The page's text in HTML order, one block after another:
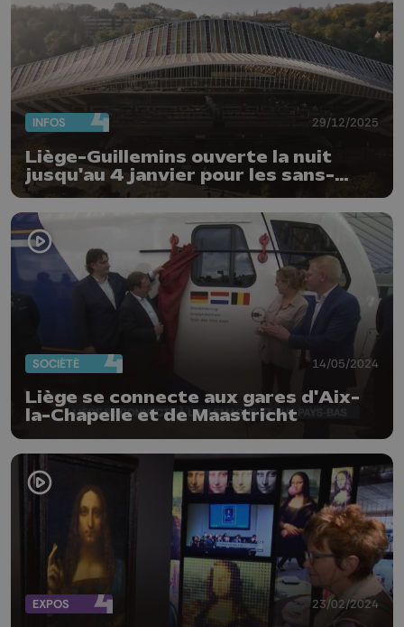
INFOS 29/12/2025
Liège-Guillemins ouverte la nuit
jusqu'au 4 janvier pour les sans-
abris
SOCIÉTÉ 14/05/2024
Liège se connecte aux gares d'Aix-
la-Chapelle et de Maastricht
EXPOS 23/02/2024